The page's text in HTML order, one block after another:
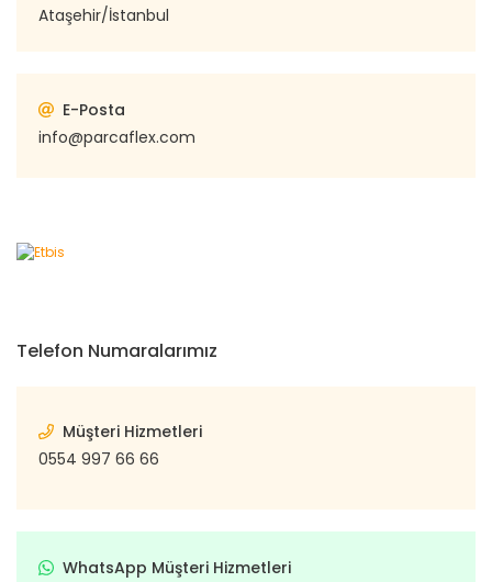
Ataşehir/İstanbul
E-Posta
info@parcaflex.com
Telefon Numaralarımız
Müşteri Hizmetleri
0554 997 66 66
WhatsApp Müşteri Hizmetleri